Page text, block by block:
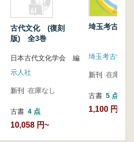
古代文化 (復刻
版) 全3巻
日本古代文化学会 編
示人社
新刊 在庫なし
古書 4 点
10,058 円~
埼玉考古
埼玉考古学会
新刊 在庫なし
古書 5 点
1,100 円~